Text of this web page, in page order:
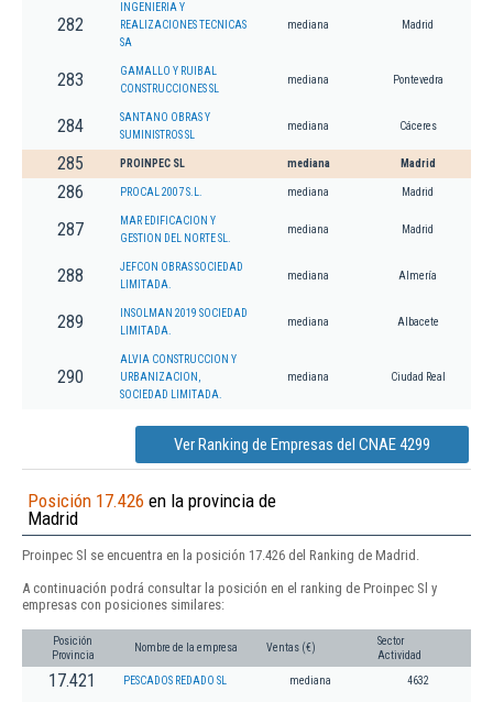
282
INGENIERIA Y
REALIZACIONES TECNICAS
SA
mediana Madrid
283
GAMALLO Y RUIBAL
CONSTRUCCIONES SL
mediana Pontevedra
284
SANTANO OBRAS Y
SUMINISTROS SL
mediana Cáceres
285 PROINPEC SL mediana Madrid
286 PROCAL 2007 S.L. mediana Madrid
287
MAR EDIFICACION Y
GESTION DEL NORTE SL.
mediana Madrid
288
JEFCON OBRAS SOCIEDAD
LIMITADA.
mediana Almería
289
INSOLMAN 2019 SOCIEDAD
LIMITADA.
mediana Albacete
290
ALVIA CONSTRUCCION Y
URBANIZACION,
SOCIEDAD LIMITADA.
mediana Ciudad Real
Ver Ranking de Empresas del CNAE 4299
Posición 17.426 en la provincia de
Madrid
Proinpec Sl se encuentra en la posición 17.426 del Ranking de Madrid.
A continuación podrá consultar la posición en el ranking de Proinpec Sl y
empresas con posiciones similares:
Posición
Provincia
Nombre de la empresa Ventas (€)
Sector
Actividad
17.421 PESCADOS REDADO SL mediana 4632